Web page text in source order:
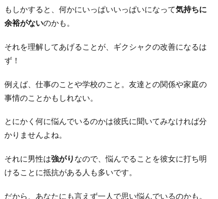
く
6.
改
余
地
な
け
れ
もしかすると、何かにいっぱいいっぱいになって気持ちに
余裕がないのかも。
それを理解してあげることが、ギクシャクの改善になるは
ず！
例えば、仕事のことや学校のこと。友達との関係や家庭の
事情のことかもしれない。
とにかく何に悩んでいるのかは彼氏に聞いてみなければ分
かりませんよね。
それに男性は強がり なので、悩んでることを彼女に打ち明
けることに抵抗がある人も多いです。
だから、あなたにも言えず一人で思い悩んでいるのかも。